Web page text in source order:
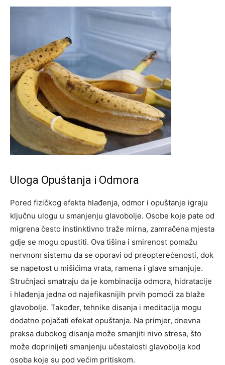
Uloga Opuštanja i Odmora
Pored fizičkog efekta hlađenja, odmor i opuštanje igraju
ključnu ulogu u smanjenju glavobolje. Osobe koje pate od
migrena često instinktivno traže mirna, zamračena mjesta
gdje se mogu opustiti. Ova tišina i smirenost pomažu
nervnom sistemu da se oporavi od preopterećenosti, dok
se napetost u mišićima vrata, ramena i glave smanjuje.
Stručnjaci smatraju da je kombinacija odmora, hidratacije
i hlađenja jedna od najefikasnijih prvih pomoći za blaže
glavobolje. Također, tehnike disanja i meditacija mogu
dodatno pojačati efekat opuštanja. Na primjer, dnevna
praksa dubokog disanja može smanjiti nivo stresa, što
može doprinijeti smanjenju učestalosti glavobolja kod
osoba koje su pod većim pritiskom.